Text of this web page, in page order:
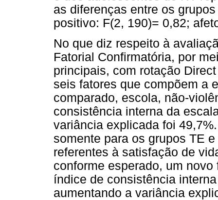
as diferenças entre os
positivo: F(2, 190)= 0,82;
No que diz respeito à
Fatorial Confirmatória, por
principais, com rotação
seis fatores que compõem a
comparado, escola, não-
consistência interna da
variância explicada foi
somente para os grupos TE
referentes à satisfação de
conforme esperado, um
índice de consistência
aumentando a variância